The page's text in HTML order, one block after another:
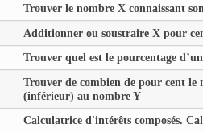
Trouver le nombre Xconnaissant
Additionner ou soustraire Xpour
Trouver quel est le pourcentage
Trouver de combien de pour cent le
(inférieur) au nombreY
Calculatrice d'intérêts composés.